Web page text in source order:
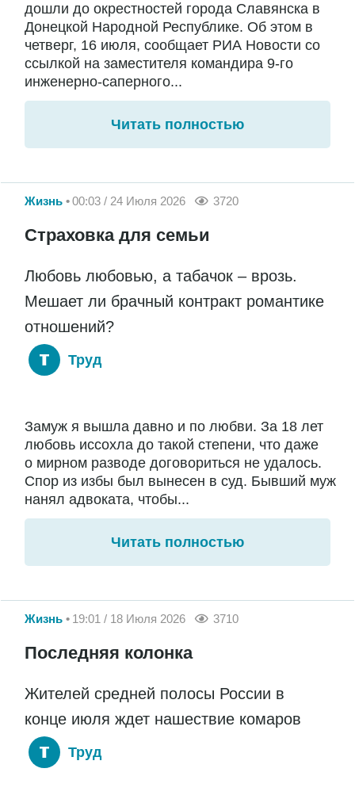
дошли до окрестностей города Славянска в
Донецкой Народной Республике. Об этом в
четверг, 16 июля, сообщает РИА Новости со
ссылкой на заместителя командира 9-го
инженерно-саперного...
Читать полностью
Жизнь 00:03 / 24 Июля 2026 3720
Страховка для семьи
Любовь любовью, а табачок – врозь.
Мешает ли брачный контракт романтике
отношений?
Труд
Замуж я вышла давно и по любви. За 18 лет
любовь иссохла до такой степени, что даже
о мирном разводе договориться не удалось.
Спор из избы был вынесен в суд. Бывший муж
нанял адвоката, чтобы...
Читать полностью
Жизнь 19:01 / 18 Июля 2026 3710
Последняя колонка
Жителей средней полосы России в
конце июля ждет нашествие комаров
Труд